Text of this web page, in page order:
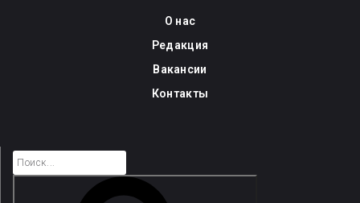
О нас
Редакция
Вакансии
Контакты